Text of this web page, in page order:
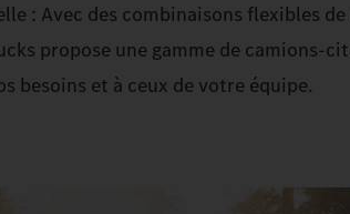
: Avec des combinaisons flexibles
propose une gamme de camions-
besoins et à ceux de votre équipe.